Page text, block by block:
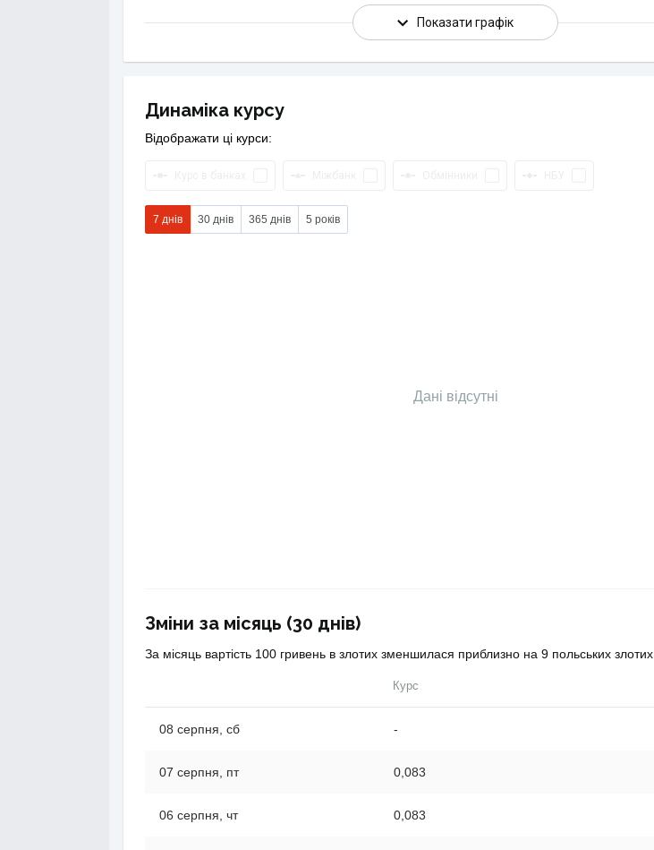
Показати графік
Динаміка курсу
Відображати ці курси:
7 днів 30 днів 365 днів 5 років
Дані відсутні
Зміни за місяць (30 днів)
За місяць вартість 100 гривень в злотих зменшилася приблизно на 9 польських злотих.
Курс
08 серпня, сб -
07 серпня, пт 0,083
06 серпня, чт 0,083